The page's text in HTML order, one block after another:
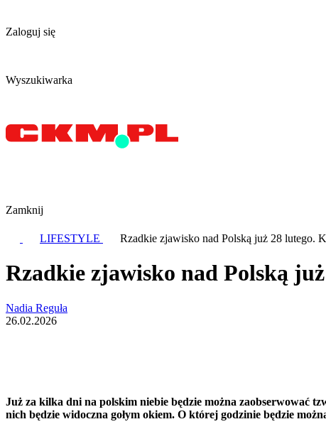
Zaloguj się
Wyszukiwarka
Zamknij
LIFESTYLE Rzadkie zjawisko nad Polską już 28 lutego.
Rzadkie zjawisko nad Polską
Nadia Reguła
26.02.2026
Już za kilka dni na polskim niebie będzie można zaobserwować
nich będzie widoczna gołym okiem. O której godzinie będzie